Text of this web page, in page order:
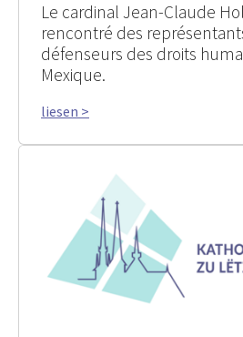
Le cardinal Jean-Claude
rencontré des
défenseurs des droits
Mexique.
liesen >